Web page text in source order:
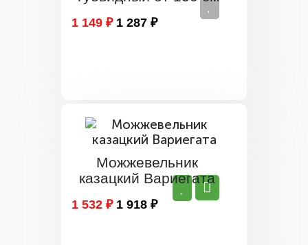
1 149 ₽ 1 287 ₽
Можжевельник
казацкий Вариегата
1 532 ₽ 1 918 ₽